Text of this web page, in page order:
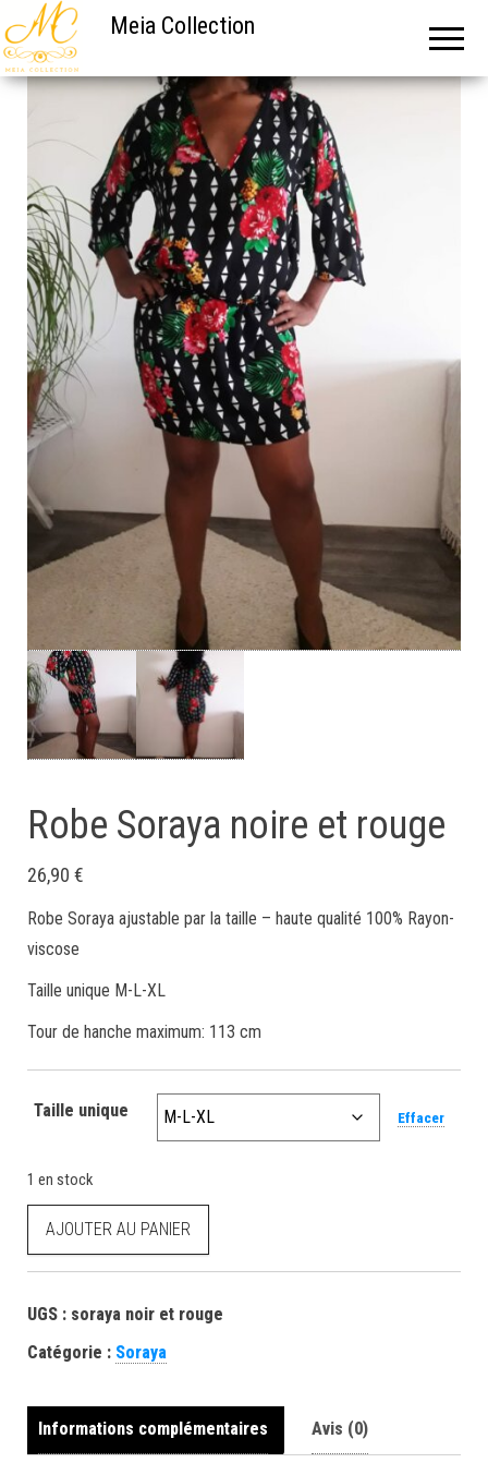
Meia Collection
Robe Soraya noire et rouge
26,90 €
Robe Soraya ajustable par la taille – haute qualité 100% Rayon-
viscose
Taille unique M-L-XL
Tour de hanche maximum: 113 cm
Taille unique Effacer
1 en stock
AJOUTER AU PANIER
UGS : soraya noir et rouge
Catégorie : Soraya
Informations complémentaires Avis (0)